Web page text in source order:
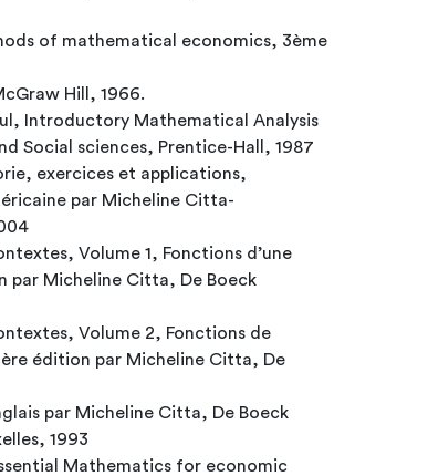
of mathematical economics, 3ème
Hill, 1966.
Introductory Mathematical Analysis
Social sciences, Prentice-Hall, 1987
exercices et applications,
par Micheline Citta-
Volume 1, Fonctions d’une
par Micheline Citta, De Boeck
Volume 2, Fonctions de
édition par Micheline Citta, De
par Micheline Citta, De Boeck
1993
Mathematics for economic